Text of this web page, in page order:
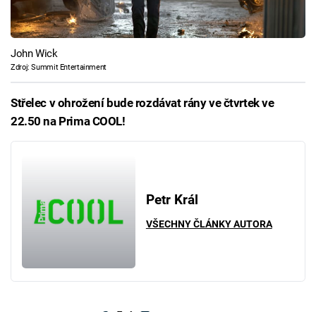
John Wick
Zdroj: Summit Entertainment
Střelec v ohrožení bude rozdávat rány ve čtvrtek ve
22.50 na Prima COOL!
Petr Král
VŠECHNY ČLÁNKY AUTORA